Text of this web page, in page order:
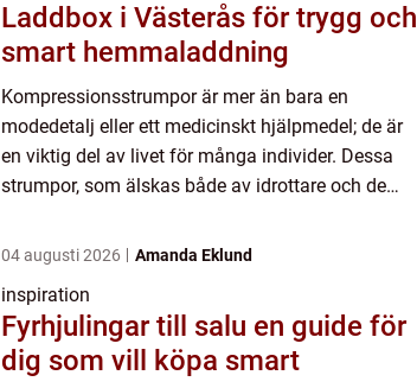
Laddbox i Västerås för trygg och
smart hemmaladdning
Kompressionsstrumpor är mer än bara en
modedetalj eller ett medicinskt hjälpmedel; de är
en viktig del av livet för många individer. Dessa
strumpor, som älskas både av idrottare och de
04 augusti 2026 Amanda Eklund
inspiration
Fyrhjulingar till salu en guide för
dig som vill köpa smart